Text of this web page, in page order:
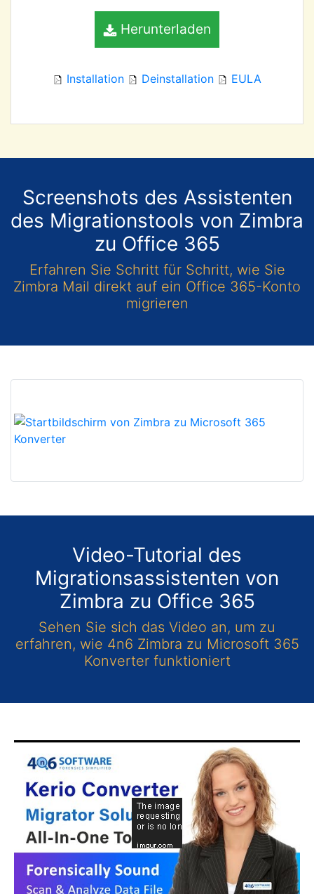
Herunterladen
Installation Deinstallation EULA
Screenshots des Assistenten
des Migrationstools von Zimbra
zu Office 365
Erfahren Sie Schritt für Schritt, wie Sie
Zimbra Mail direkt auf ein Office 365-Konto
migrieren
Video-Tutorial des
Migrationsassistenten von
Zimbra zu Office 365
Sehen Sie sich das Video an, um zu
erfahren, wie 4n6 Zimbra zu Microsoft 365
Konverter funktioniert